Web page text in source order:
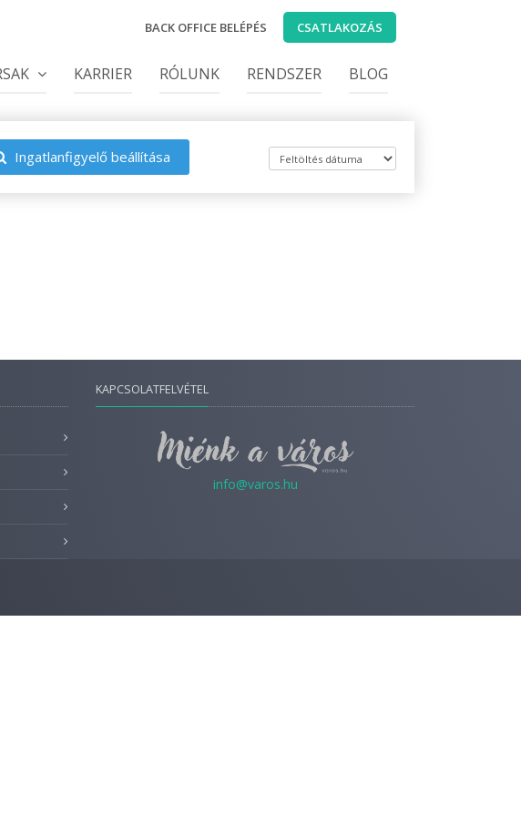
BACK OFFICE BELÉPÉS CSATLAKOZÁS
KARRIER RÓLUNK RENDSZER BLOG
Ingatlanfigyelő beállítása
KAPCSOLATFELVÉTEL
info@varos.hu